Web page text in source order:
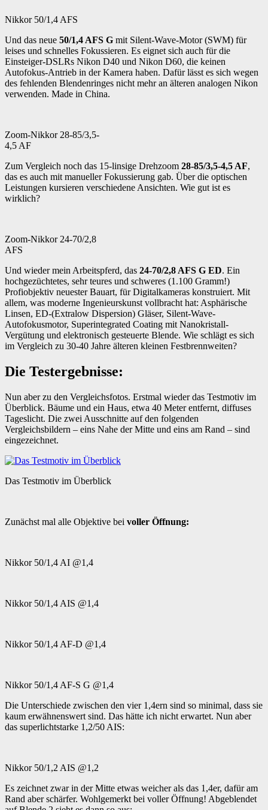
Nikkor 50/1,4 AFS
Und das neue 50/1,4 AFS G mit Silent-Wave-Motor (SWM) für
leises und schnelles Fokussieren. Es eignet sich auch für die
Einsteiger-DSLRs Nikon D40 und Nikon D60, die keinen
Autofokus-Antrieb in der Kamera haben. Dafür lässt es sich wegen
des fehlenden Blendenringes nicht mehr an älteren analogen Nikon
verwenden. Made in China.
Zoom-Nikkor 28-85/3,5-
4,5 AF
Zum Vergleich noch das 15-linsige Drehzoom 28-85/3,5-4,5 AF,
das es auch mit manueller Fokussierung gab. Über die optischen
Leistungen kursieren verschiedene Ansichten. Wie gut ist es
wirklich?
Zoom-Nikkor 24-70/2,8
AFS
Und wieder mein Arbeitspferd, das 24-70/2,8 AFS G ED. Ein
hochgezüchtetes, sehr teures und schweres (1.100 Gramm!)
Profiobjektiv neuester Bauart, für Digitalkameras konstruiert. Mit
allem, was moderne Ingenieurskunst vollbracht hat: Asphärische
Linsen, ED-(Extralow Dispersion) Gläser, Silent-Wave-
Autofokusmotor, Superintegrated Coating mit Nanokristall-
Vergütung und elektronisch gesteuerte Blende. Wie schlägt es sich
im Vergleich zu 30-40 Jahre älteren kleinen Festbrennweiten?
Die Testergebnisse:
Nun aber zu den Vergleichsfotos. Erstmal wieder das Testmotiv im
Überblick. Bäume und ein Haus, etwa 40 Meter entfernt, diffuses
Tageslicht. Die zwei Ausschnitte auf den folgenden
Vergleichsbildern – eins Nahe der Mitte und eins am Rand – sind
eingezeichnet.
Das Testmotiv im Überblick
Zunächst mal alle Objektive bei voller Öffnung:
Nikkor 50/1,4 AI @1,4
Nikkor 50/1,4 AIS @1,4
Nikkor 50/1,4 AF-D @1,4
Nikkor 50/1,4 AF-S G @1,4
Die Unterschiede zwischen den vier 1,4ern sind so minimal, dass sie
kaum erwähnenswert sind. Das hätte ich nicht erwartet. Nun aber
das superlichtstarke 1,2/50 AIS:
Nikkor 50/1,2 AIS @1,2
Es zeichnet zwar in der Mitte etwas weicher als das 1,4er, dafür am
Rand aber schärfer. Wohlgemerkt bei voller Öffnung! Abgeblendet